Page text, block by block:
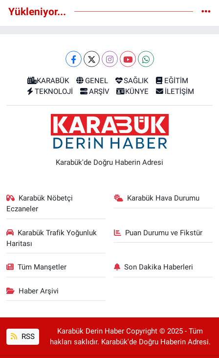
Yükleniyor...
KARABÜK GENEL SAĞLIK
EĞİTİM
TEKNOLOJİ
ARŞİV KÜNYE İLETİŞİM
Karabük'de Doğru Haberin Adresi
Karabük Nöbetçi
Eczaneler
Karabük Hava Durumu
Karabük Trafik Yoğunluk
Haritası
Puan Durumu ve Fikstür
Tüm Manşetler Son Dakika Haberleri
Haber Arşivi
RSS
Karabük Derin Haber Copyright © 2025 - Tüm
hakları saklıdır. Karabük'de Doğru Haberin Adresi.